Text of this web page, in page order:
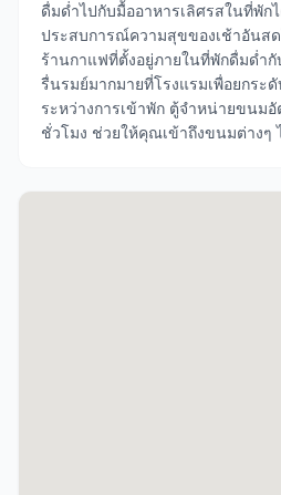
ดื่มด่ำไปกับมื้ออาหารเลิศรสในที่พัก
ประสบการณ์ความสุขของเช้าอันส
ร้านกาแฟที่ตั้งอยู่ภายในที่พักดื่มด่ำกั
รื่นรมย์มากมายที่โรงแรมเพื่อยกร
ระหว่างการเข้าพัก ตู้จำหน่ายขนม
ชั่วโมง ช่วยให้คุณเข้าถึงขนมต่างๆ